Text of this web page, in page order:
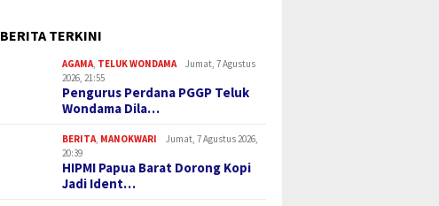
BERITA TERKINI
AGAMA TELUK WONDAMA
Jumat, 7 Agustus
2026, 21:55
Pengurus Perdana PGGP Teluk
Wondama Dila…
BERITA MANOKWARI
Jumat, 7 Agustus 2026,
20:39
HIPMI Papua Barat Dorong Kopi
Jadi Ident…